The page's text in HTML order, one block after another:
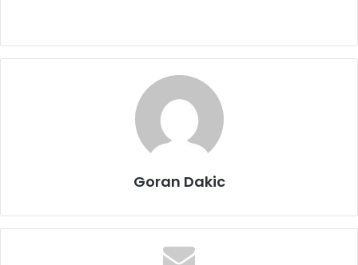
Goran Dakic